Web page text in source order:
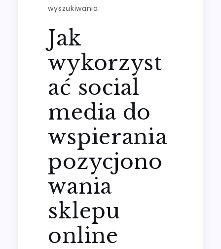
wyszukiwania.
Jak
wykorzyst
ać social
media do
wspierania
pozycjono
wania
sklepu
online